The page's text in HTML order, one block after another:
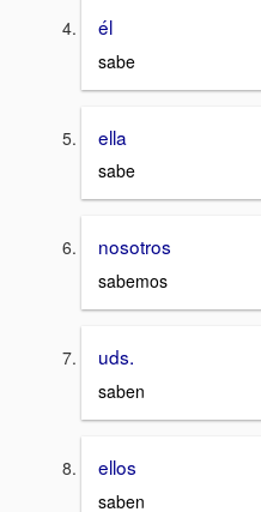
él
sabe
ella
sabe
nosotros
sabemos
uds.
saben
ellos
saben